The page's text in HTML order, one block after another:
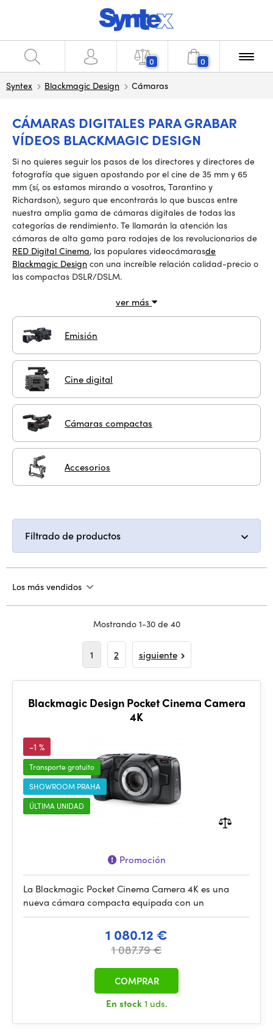
0 0
Syntex Blackmagic Design Cámaras
CÁMARAS DIGITALES PARA GRABAR
VÍDEOS BLACKMAGIC DESIGN
Si no quieres seguir los pasos de los directores y directores de
fotografía que siguen apostando por el cine de 35 mm y 65
mm (sí, os estamos mirando a vosotros, Tarantino y
Richardson), seguro que encontrarás lo que buscas entre
nuestra amplia gama de cámaras digitales de todas las
categorías de rendimiento. Te llamarán la atención las
cámaras de alta gama para rodajes de los revolucionarios de
RED Digital Cinema, las populares videocámarasde
Blackmagic Design con una increíble relación calidad-precio o
las compactas DSLR/DSLM.
ver más
Emisión
Cine digital
Cámaras compactas
Accesorios
Filtrado de productos
Los más vendidos
Mostrando 1-30 de 40
1 2 siguiente
Blackmagic Design Pocket Cinema Camera
4K
-1 %
Transporte gratuito
SHOWROOM PRAHA
ÚLTIMA UNIDAD
Promoción
La Blackmagic Pocket Cinema Camera 4K es una
nueva cámara compacta equipada con un
1 080.12 €
1 087.79 €
En stock1 uds.
COMPRAR